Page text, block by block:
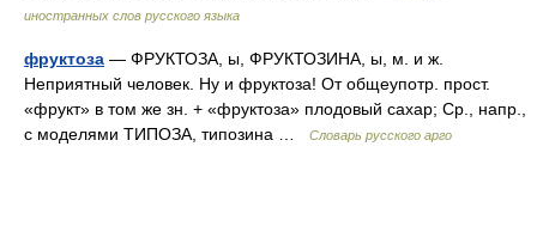
иностранных слов русского языка
фруктоза — ФРУКТОЗА, ы, ФРУКТОЗИНА, ы, м. и ж.
Неприятный человек. Ну и фруктоза! От общеупотр. прост.
«фрукт» в том же зн. + «фруктоза» плодовый сахар; Ср., напр.,
с моделями ТИПОЗА, типозина …
Словарь русского арго